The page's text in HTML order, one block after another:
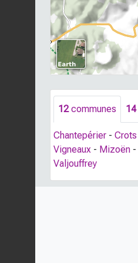
12communes 14
Chantepérier - Crots
Vigneaux - Mizoën -
Valjouffrey